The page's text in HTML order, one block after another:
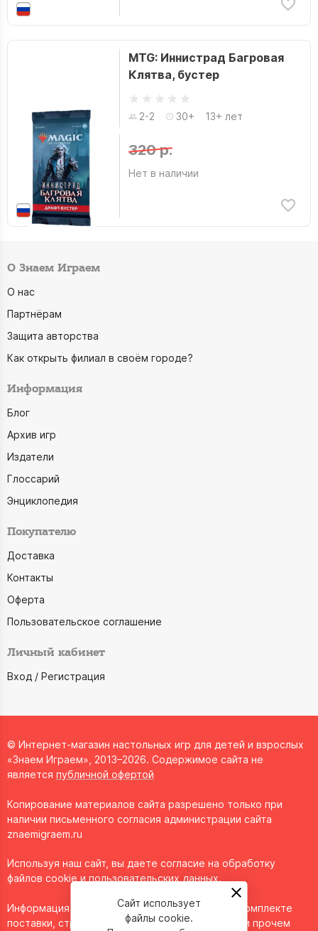
MTG: Иннистрад Багровая
Клятва, бустер
2-2 30+ 13+ лет
320 р.
Нет в наличии
О Знаем Играем
О нас
Партнёрам
Защита авторства
Как открыть филиал в своём городе?
Информация
Блог
Архив игр
Издатели
Глоссарий
Энциклопедия
Покупателю
Доставка
Контакты
Оферта
Пользовательское соглашение
Личный кабинет
Вход / Регистрация
© Интернет-магазин настольных игр для детей и взрослых
«Знаем Играем», 2013–2026. Содержимое сайта не
является публичной офертой
Копирование материалов сайта разрешено только при
наличии письменного согласия администрации сайта
znaemigraem.ru
Используя наш сайт, вы даете согласие на обработку
файлов cookie и пользовательских данных.
Информация о технических характеристиках, комплекте
поставки, стране изготовления, внешнем виде и прочем
Сайт использует
файлы cookie.